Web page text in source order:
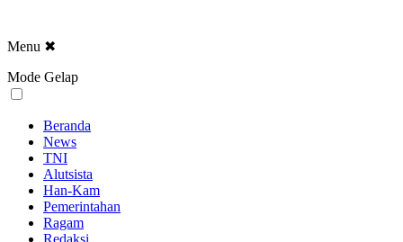
Menu ✖
Mode Gelap
Beranda
News
TNI
Alutsista
Han-Kam
Pemerintahan
Ragam
Redaksi